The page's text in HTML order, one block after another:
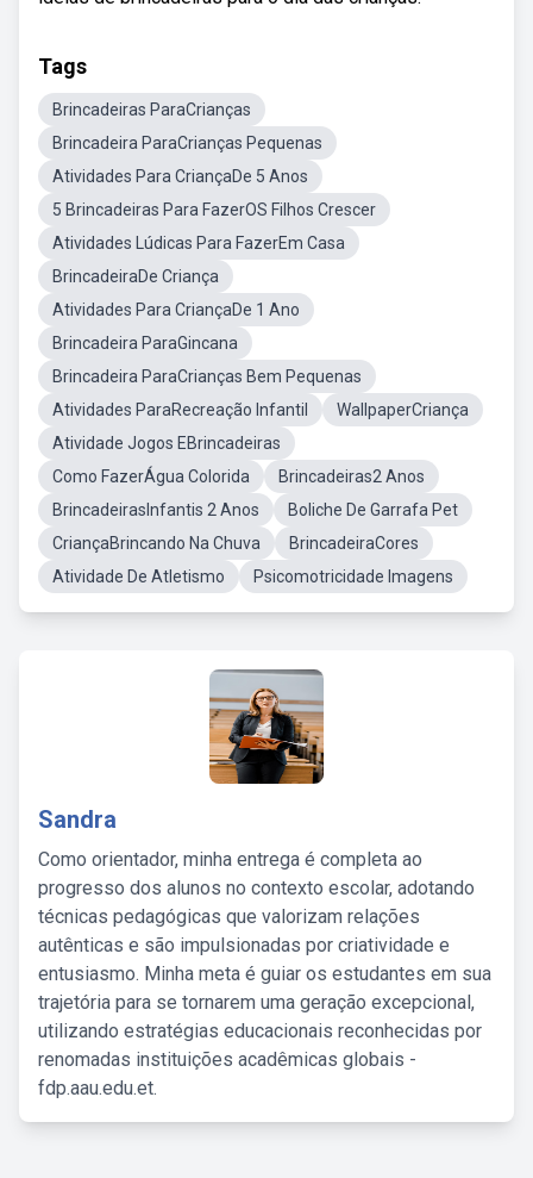
Tags
Brincadeiras ParaCrianças
Brincadeira ParaCrianças Pequenas
Atividades Para CriançaDe 5 Anos
5 Brincadeiras Para FazerOS Filhos Crescer
Atividades Lúdicas Para FazerEm Casa
BrincadeiraDe Criança
Atividades Para CriançaDe 1 Ano
Brincadeira ParaGincana
Brincadeira ParaCrianças Bem Pequenas
Atividades ParaRecreação Infantil
WallpaperCriança
Atividade Jogos EBrincadeiras
Como FazerÁgua Colorida
Brincadeiras2 Anos
BrincadeirasInfantis 2 Anos
Boliche De Garrafa Pet
CriançaBrincando Na Chuva
BrincadeiraCores
Atividade De Atletismo
Psicomotricidade Imagens
Sandra
Como orientador, minha entrega é completa ao
progresso dos alunos no contexto escolar, adotando
técnicas pedagógicas que valorizam relações
autênticas e são impulsionadas por criatividade e
entusiasmo. Minha meta é guiar os estudantes em sua
trajetória para se tornarem uma geração excepcional,
utilizando estratégias educacionais reconhecidas por
renomadas instituições acadêmicas globais -
fdp.aau.edu.et.